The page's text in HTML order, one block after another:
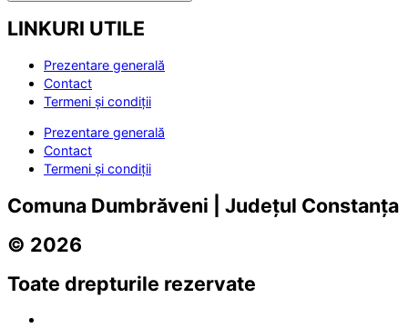
LINKURI UTILE
Prezentare generală
Contact
Termeni și condiții
Prezentare generală
Contact
Termeni și condiții
Comuna Dumbrăveni | Județul Constanța
© 2026
Toate drepturile rezervate